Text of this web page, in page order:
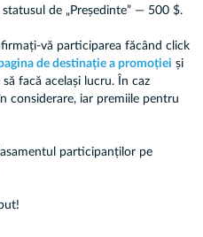
de „Președinte” — 500 $.
vă participarea făcând click
de destinație a promoției și
facă același lucru. În caz
considerare, iar premiile pentru
participanților pe